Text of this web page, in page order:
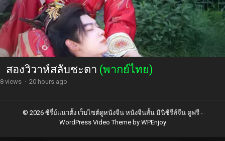
สองวิวาห์สลับชะตา (พากย์ไทย)
8 views · 20 hours ago
© 2026 ซีรี่ย์แนวตั้ง เว็บไซต์ดูหนังจีน หนังจีนสั้น มินิซีรีส์จีน ดูฟรี -
WordPress Video Themeby WPEnjoy